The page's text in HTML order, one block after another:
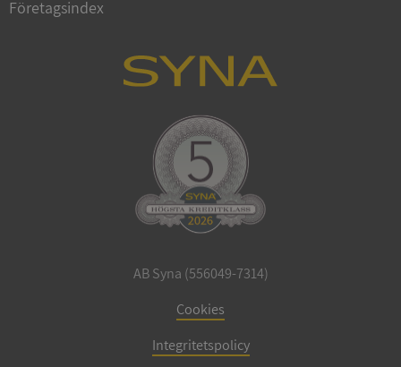
Företagsindex
AB Syna (556049-7314)
Cookies
Integritetspolicy
ASP.NET_SessionId
Microsoft
Corporation
de.syna.se